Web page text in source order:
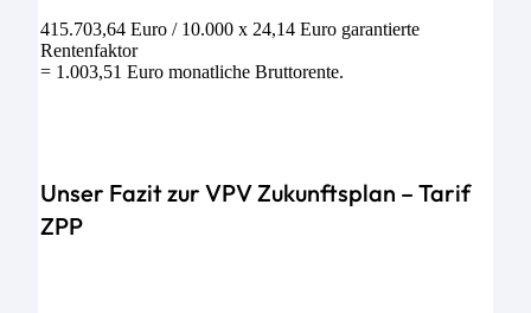
415.703,64 Euro / 10.000 x 24,14 Euro garantierte
Rentenfaktor
= 1.003,51 Euro monatliche Bruttorente.
Unser Fazit zur VPV Zukunftsplan – Tarif
ZPP